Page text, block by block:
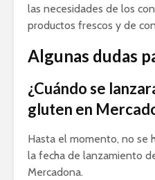
las necesidades de los
productos frescos y de
Algunas dudas
¿Cuándo se
gluten en
Hasta el momento, no se
la fecha de lanzamiento
Mercadona.